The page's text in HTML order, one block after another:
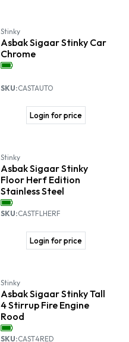
Stinky
Asbak Sigaar Stinky Car
Chrome
SKU:CASTAUTO
Login for price
SALE
Stinky
Asbak Sigaar Stinky
Floor Herf Edition
Stainless Steel
SKU:CASTFLHERF
Login for price
Stinky
Asbak Sigaar Stinky Tall
4 Stirrup Fire Engine
Rood
SKU:CAST4RED